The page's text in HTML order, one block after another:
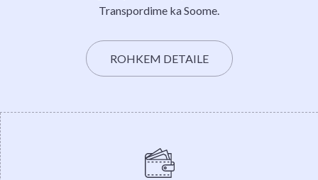
Transpordime ka Soome.
ROHKEM DETAILE